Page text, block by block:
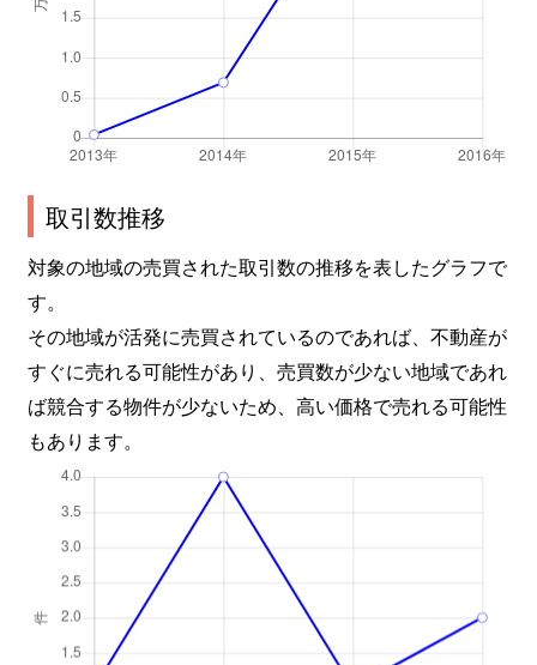
取引数推移
対象の地域の売買された取引数の推移を表したグラフで
す。
その地域が活発に売買されているのであれば、不動産が
すぐに売れる可能性があり、売買数が少ない地域であれ
ば競合する物件が少ないため、高い価格で売れる可能性
もあります。